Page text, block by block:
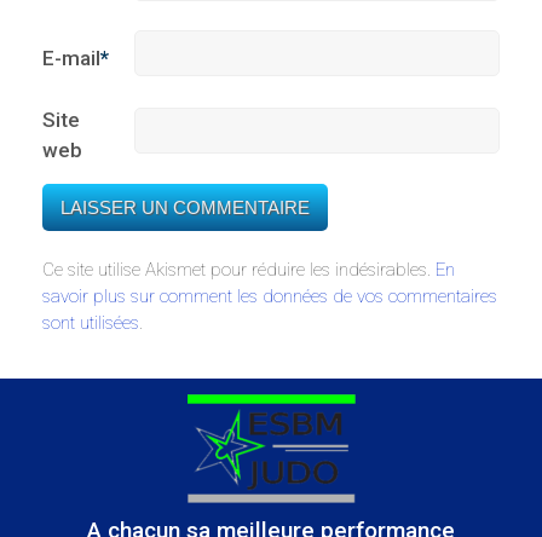
E-mail*
Site
web
Ce site utilise Akismet pour réduire les indésirables. En
savoir plus sur comment les données de vos commentaires
sont utilisées.
A chacun sa meilleure performance